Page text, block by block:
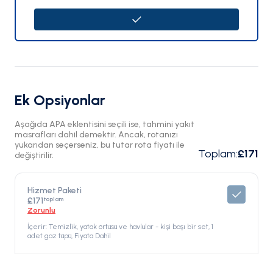
Ek Opsiyonlar
Aşağıda APA eklentisini seçili ise, tahmini yakıt
masrafları dahil demektir. Ancak, rotanızı
yukarıdan seçerseniz, bu tutar rota fiyatı ile
değiştirilir.
Toplam:£171
Hizmet Paketi
£171toplam
Zorunlu
İçerir: Temizlik, yatak örtüsü ve havlular - kişi başı bir set, 1
adet gaz tüpü, Fiyata Dahil